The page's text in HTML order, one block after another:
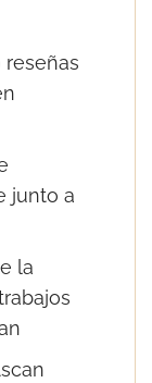
reseñas
junto a
la